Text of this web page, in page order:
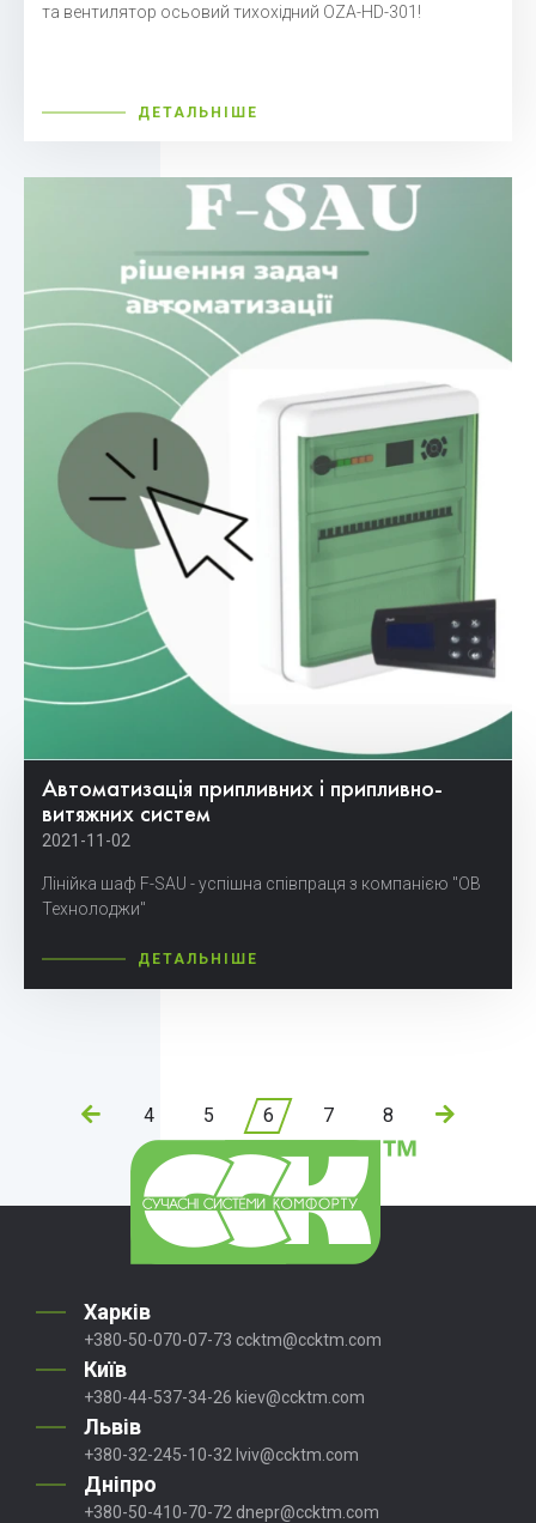
та вентилятор осьовий тихохідний OZA-HD-301!
ДЕТАЛЬНІШЕ
Автоматизація припливних і припливно-
витяжних систем
2021-11-02
Лінійка шаф F-SAU - успішна співпраця з компанією "ОВ
Технолоджи"
ДЕТАЛЬНІШЕ
4 5 6 7 8
Харків
+380-50-070-07-73 ccktm@ccktm.com
Київ
+380-44-537-34-26 kiev@ccktm.com
Львів
+380-32-245-10-32 lviv@ccktm.com
Дніпро
+380-50-410-70-72 dnepr@ccktm.com